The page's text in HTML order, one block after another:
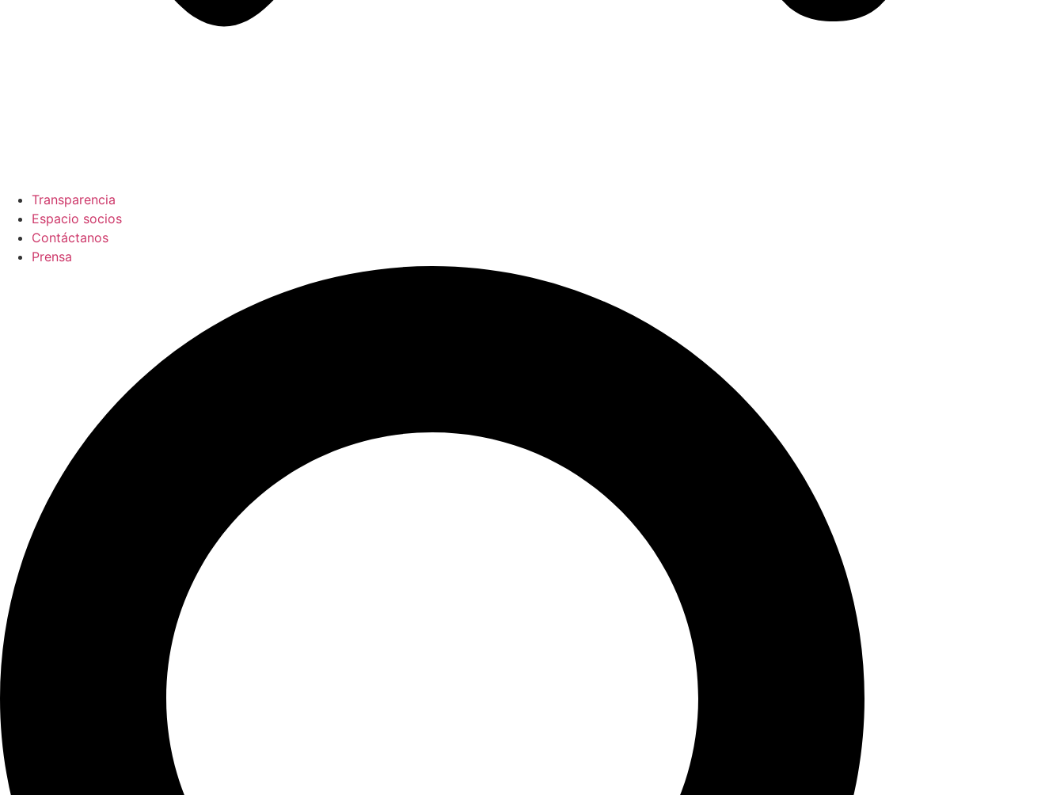
Transparencia
Espacio socios
Contáctanos
Prensa